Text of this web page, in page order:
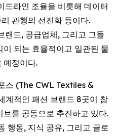
드라인 조율을 비롯해 데이터
관행의 선진화 등이다.
랜드, 공급업체, 그리고 그들
되는 효율적이고 일관된 물
예정이다.
스 (The CWL Textiles &
적인 패션 브랜드 8곳이 참
를 공동으로 추진하고 있다.
행동, 지식 공유, 그리고 글로